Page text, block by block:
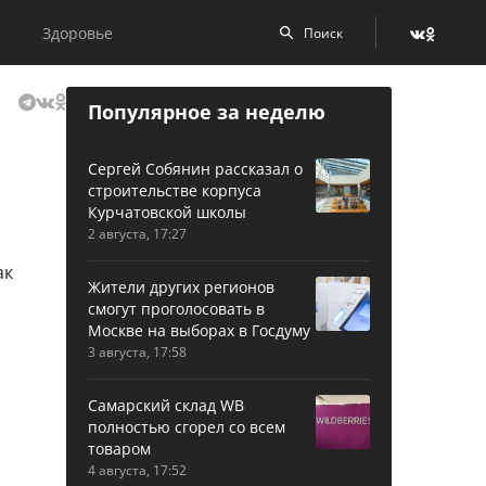
Здоровье
Популярное за неделю
Сергей Собянин рассказал о
строительстве корпуса
Курчатовской школы
2 августа, 17:27
Жители других регионов
смогут проголосовать в
Москве на выборах в Госдуму
3 августа, 17:58
Самарский склад WB
полностью сгорел со всем
товаром
4 августа, 17:52